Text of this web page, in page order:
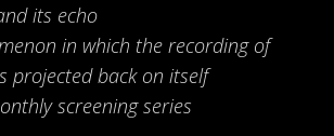
its echo
in which the recording of
projected back on itself
screening series